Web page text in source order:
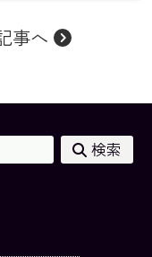
事へ
検索